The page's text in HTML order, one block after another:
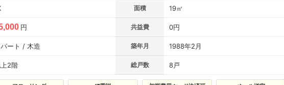
面積 19㎡
円 共益費 0円
ート / 木造 築年月 1988年2月
2階 総戸数 8戸